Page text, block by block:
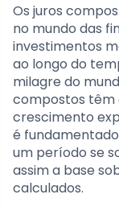
Os juros
no mundo das
investimentos
ao longo do
milagre do
compostos têm
crescimento
é
um período se
assim a base
calculados.